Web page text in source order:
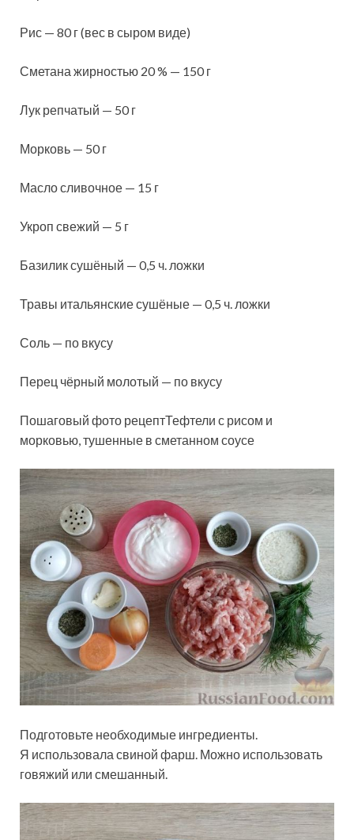
Рис — 80 г (вес в сыром виде)
Сметана жирностью 20 % — 150 г
Лук репчатый — 50 г
Морковь — 50 г
Масло сливочное — 15 г
Укроп свежий — 5 г
Базилик сушёный — 0,5 ч. ложки
Травы итальянские сушёные — 0,5 ч. ложки
Соль — по вкусу
Перец чёрный молотый — по вкусу
Пошаговый фото рецептТефтели с рисом и
морковью, тушенные в сметанном соусе
Подготовьте необходимые ингредиенты.
Я использовала свиной фарш. Можно использовать
говяжий или смешанный.